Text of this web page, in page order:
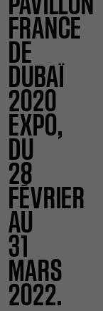
FRANCE
DE
DUBAÏ
2020
EXPO,
DU
28
FÉVRIER
AU
31
MARS
2022.